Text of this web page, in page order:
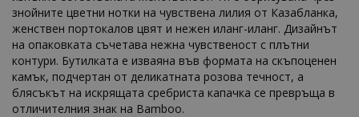
знойните цветни нотки на чувствена лилия от Казабланка,
женствен портокалов цвят и нежен иланг-иланг. Дизайнът
на опаковката съчетава нежна чувственост с плътни
контури. Бутилката е изваяна във формата на скъпоценен
камък, подчертан от деликатната розова течност, а
блясъкът на искрящата сребриста капачка се превръща в
отличителния знак на Bamboo.